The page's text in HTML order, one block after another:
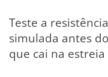
Teste a
simulada antes
que cai na